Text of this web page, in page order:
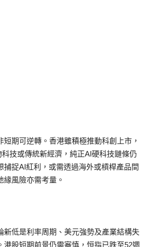
短期可逆轉。香港雖積極推動科創上市，
技或傳統新經濟，純正AI硬科技鏈條仍
捕捉AI紅利，或需透過海外或槓桿產品間
緣風險亦需考量。
新低是利率周期、美元強勢及產業結構失
港股短期前景仍需審慎，恒指已跌至52週